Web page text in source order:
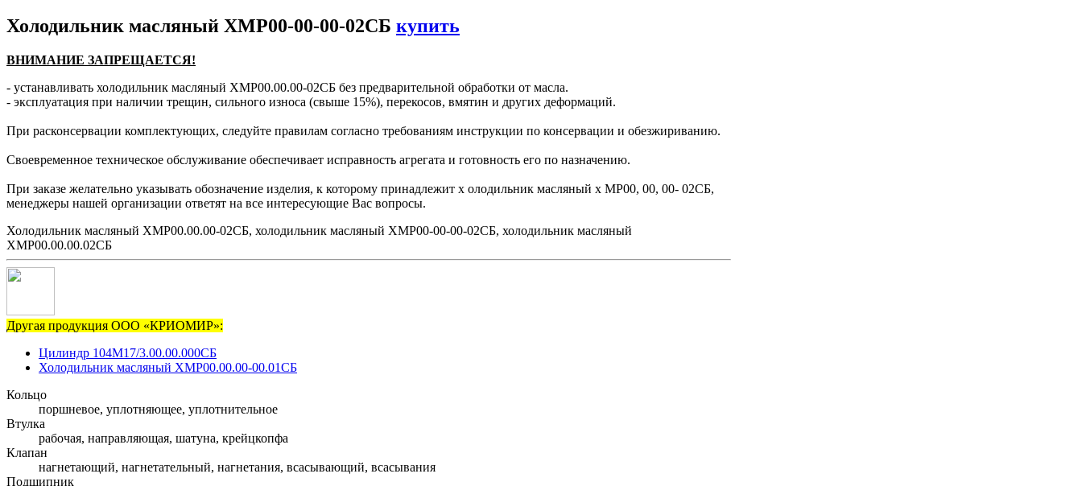
Холодильник масляный ХМР00-00-00-02СБ купить
ВНИМАНИЕ ЗАПРЕЩАЕТСЯ!
- устанавливать холодильник масляный ХМР00.00.00-02СБ без предварительной обработки от масла.
- эксплуатация при наличии трещин, сильного износа (свыше 15%), перекосов, вмятин и других деформаций.
При расконсервации комплектующих, следуйте правилам согласно требованиям инструкции по консервации и обезжириванию.
Своевременное техническое обслуживание обеспечивает исправность агрегата и готовность его по назначению.
При заказе желательно указывать обозначение изделия, к которому принадлежит х олодильник масляный х МР00, 00, 00- 02СБ,
менеджеры нашей организации ответят на все интересующие Вас вопросы.
Холодильник масляный ХМР00.00.00-02СБ, холодильник масляный ХМР00-00-00-02СБ, холодильник масляный
ХМР00.00.00.02СБ
Другая продукция ООО «КРИОМИР»:
Цилиндр 104М17/3.00.00.000СБ
Холодильник масляный ХМР00.00.00-00.01СБ
Кольцо
поршневое, уплотняющее, уплотнительное
Втулка
рабочая, направляющая, шатуна, крейцкопфа
Клапан
нагнетающий, нагнетательный, нагнетания, всасывающий, всасывания
Подшипник